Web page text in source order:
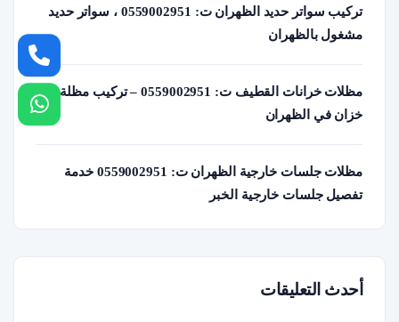
تركيب سواتر حديد الظهران ت: 0559002951 ، سواتر حديد
مشغول بالظهران
مظلات خرانات القطيف ت: 0559002951 – تركيب مظلة
خزان في الظهران
مظلات جلسات خارجية الظهران ت: 0559002951 خدمة
تفصيل جلسات خارجية الخبر
أحدث التعليقات